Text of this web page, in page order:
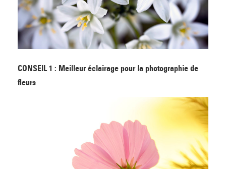
CONSEIL 1 : Meilleur éclairage pour la photographie de
fleurs